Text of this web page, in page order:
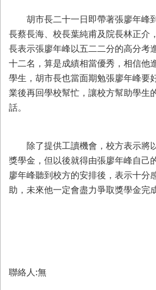
胡市長二十一日即帶著張廖年峰
長蔡長海、校長葉純甫及院長林正介
長表示張廖年峰以五二二分的高分考
十二名，算是成績相當優秀，相信他
學生，胡市長也當面期勉張廖年峰要
業後再回學校幫忙，讓校方幫助學生
話。
除了提供工讀機會，校方表示將
獎學金，但以後就得由張廖年峰自己
廖年峰聽到校方的安排後，表示十分
助，未來他一定會盡力爭取獎學金完
聯絡人:無